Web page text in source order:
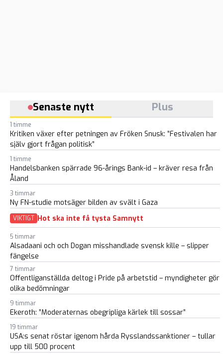
Senaste nytt Plus
1 timme
Kritiken växer efter petningen av Fröken Snusk: ”Festivalen har
själv gjort frågan politisk”
1 timme
Handelsbanken spärrade 96-årings Bank-id – kräver resa från
Åland
3 timmar
Ny FN-studie motsäger bilden av svält i Gaza
VIKTIGT Hot ska inte få tysta Samnytt
5 timmar
Alsadaani och och Dogan misshandlade svensk kille – slipper
fängelse
7 timmar
Offentliganställda deltog i Pride på arbetstid – myndigheter gör
olika bedömningar
9 timmar
Ekeroth: ”Moderaternas obegripliga kärlek till sossar”
19 timmar
USA:s senat röstar igenom hårda Rysslandssanktioner – tullar
upp till 500 procent